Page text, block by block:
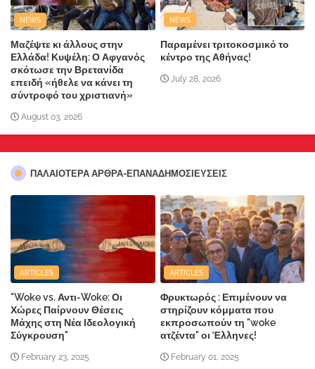
NEWS
Μαζέψτε κι άλλους στην
Ελλάδα! Κυψέλη: Ο Αφγανός
σκότωσε την Βρετανίδα
επειδή «ήθελε να κάνει τη
σύντροφό του χριστιανή»
August 03, 2026
NEWS
Παραμένει τριτοκοσμικό το
κέντρο της Αθήνας!
July 28, 2026
ΠΑΛΑΙΟΤΕΡΑ ΑΡΘΡΑ-ΕΠΑΝΑΔΗΜΟΣΙΕΥΣΕΙΣ
ARTICLES
"Woke vs. Αντι-Woke: Οι
Χώρες Παίρνουν Θέσεις
Μάχης στη Νέα Ιδεολογική
Σύγκρουση"
February 23, 2025
ARTICLES
Φρυκτωρός : Επιμένουν να
στηρίζουν κόμματα που
εκπροσωπούν τη "woke
ατζέντα" οι Έλληνες!
February 01, 2025